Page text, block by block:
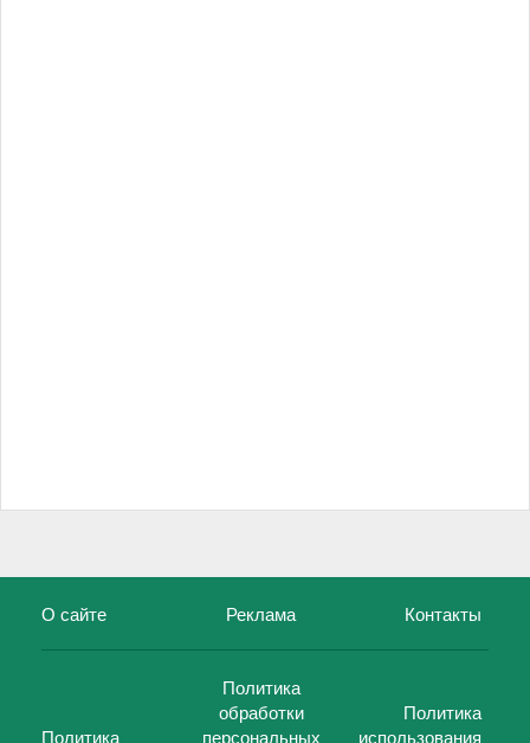
О сайте Реклама Контакты
Политика
Политика
обработки
персональных
Политика
использования